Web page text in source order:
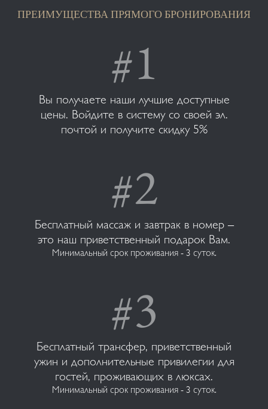
ПРЕИМУЩЕСТВА ПРЯМОГО БРОНИРОВАНИЯ
Вы получаете наши лучшие доступные
цены. Войдите в систему со своей эл.
почтой и получите скидку 5%
Бесплатный массаж и завтрак в номер –
это наш приветственный подарок Вам.
Минимальный срок проживания - 3 суток.
Бесплатный трансфер, приветственный
ужин и дополнительные привилегии для
гостей, проживающих в люксах.
Минимальный срок проживания - 3 суток.